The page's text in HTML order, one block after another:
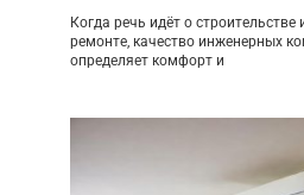
Когда речь идёт о
ремонте, качество инженерных
определяет комфорт и